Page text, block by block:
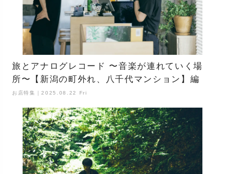
旅とアナログレコード 〜音楽が連れていく場
所〜【新潟の町外れ、八千代マンション】編
お店特集｜2025.08.22 Fri